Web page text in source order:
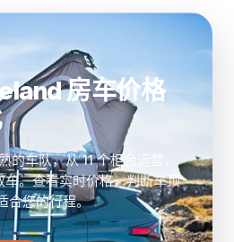
Hertz 与其他冰岛运营商并排
预订页面，让您锁定同样的
保险选项，使用比价不收取
房车价格
车队，从 11 个柜台运营，
车。查看实时价格，判断车顶
合您的行程。